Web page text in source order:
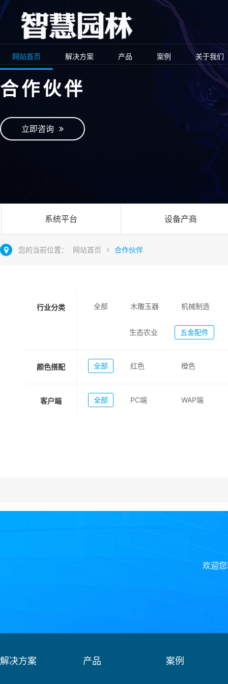
网站首页 解决方案 产品 案例 关于我们
合作伙伴
立即咨询
系统平台 设备产商
您的当前位置： 网站首页 合作伙伴
行业分类 全部 木雕玉器 机械制造
生态农业 五金配件
颜色搭配 全部 红色 橙色
客户端 全部 PC端 WAP端
欢迎
解决方案 产品 案例